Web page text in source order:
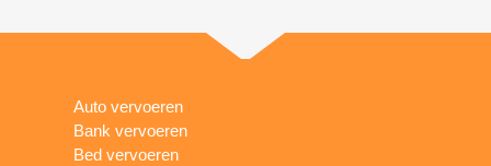
Auto vervoeren
Bank vervoeren
Bed vervoeren